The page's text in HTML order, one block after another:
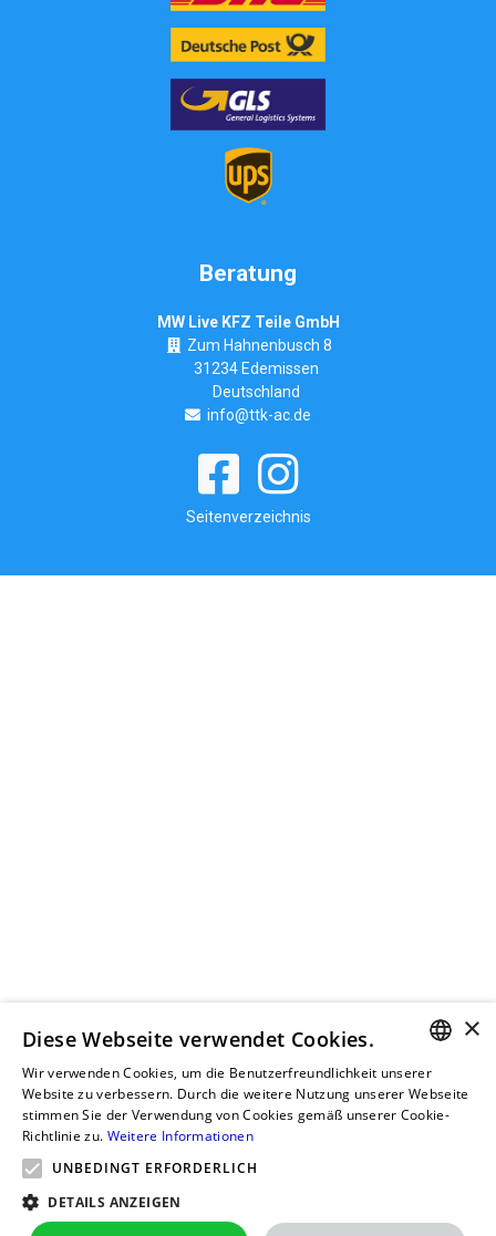
Beratung
MW Live KFZ Teile GmbH
Zum Hahnenbusch 8
31234 Edemissen
Deutschland
info@ttk-ac.de
Seitenverzeichnis
GERMAN
RUSSIAN
×
Diese Webseite verwendet Cookies.
Wir verwenden Cookies, um die Benutzerfreundlichkeit unserer
Website zu verbessern. Durch die weitere Nutzung unserer Webseite
stimmen Sie der Verwendung von Cookies gemäß unserer Cookie-
Richtlinie zu. Weitere Informationen
UNBEDINGT ERFORDERLICH
DETAILS ANZEIGEN